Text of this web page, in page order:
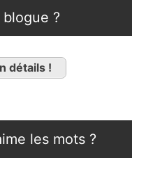
?
détails !
les mots ?